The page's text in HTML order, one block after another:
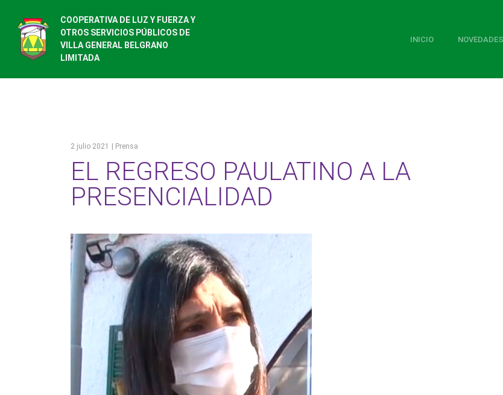
COOPERATIVA DE LUZ Y FUERZA Y
OTROS SERVICIOS PÚBLICOS DE
VILLA GENERAL BELGRANO
LIMITADA
INICIO NOVEDADES
2 julio 2021 | Prensa
EL REGRESO PAULATINO A LA
PRESENCIALIDAD